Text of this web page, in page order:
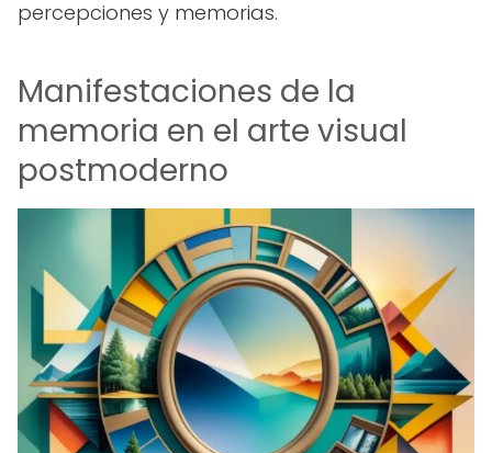
percepciones y memorias.
Manifestaciones de la
memoria en el arte visual
postmoderno